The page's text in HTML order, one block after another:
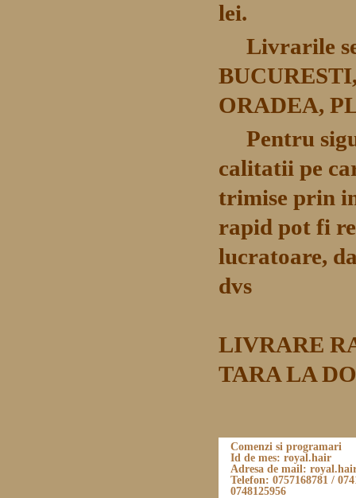
lei.
Livrarile
ORADEA,
Pentru
calitatii pe
trimise prin
rapid pot fi
lucratoare,
dvs
LIVRARE
TARA LA
Comenzi si programari
Id de mes: royal.hair
Adresa de mail:
Telefon: 0757168781 /
0748125956